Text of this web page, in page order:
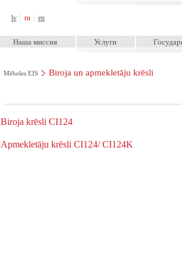
lv ru en
Наша миссия Услуги
Mēbeles EIS Biroja un apmekletāju krēsli
Biroja krēsli CI124
Apmekletāju krēsli CI124/ CI124K